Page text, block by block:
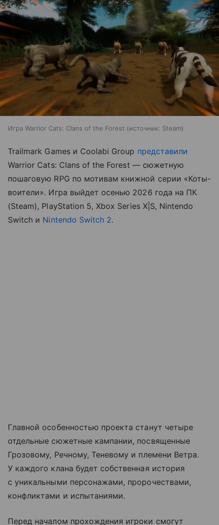
Игра Warrior Cats: Clans of the Forest источник: Steam
Trailmark Games и Coolabi Group представили
Warrior Cats: Clans of the Forest — сюжетную
пошаговую RPG по мотивам книжной серии «Коты-
воители». Игра выйдет осенью 2026 года на ПК
(Steam), PlayStation 5, Xbox Series X|S, Nintendo
Switch и Nintendo Switch 2.
Главной особенностью проекта станут четыре
отдельные сюжетные кампании, посвященные
Грозовому, Речному, Теневому и племени Ветра.
У каждого клана будет собственная история
с уникальными персонажами, пророчествами,
конфликтами и испытаниями.
Перед началом прохождения игроки смогут